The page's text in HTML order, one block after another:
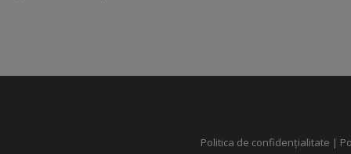
Politica de confidențialitate |